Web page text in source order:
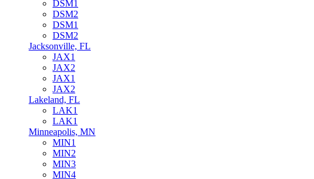
DSM1
DSM2
DSM1
DSM2
Jacksonville, FL
JAX1
JAX2
JAX1
JAX2
Lakeland, FL
LAK1
LAK1
Minneapolis, MN
MIN1
MIN2
MIN3
MIN4